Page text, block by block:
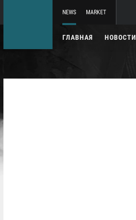
NEWS MARKET
ГЛАВНАЯ НОВОСТИ